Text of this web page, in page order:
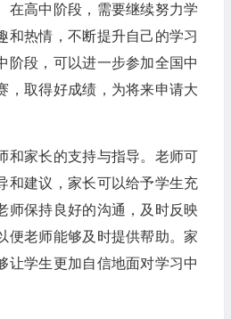
在高中阶段，需要继续努力学
和热情，不断提升自己的学习
阶段，可以进一步参加全国中
，取得好成绩，为将来申请大
和家长的支持与指导。老师可
和建议，家长可以给予学生充
师保持良好的沟通，及时反映
便老师能够及时提供帮助。家
让学生更加自信地面对学习中